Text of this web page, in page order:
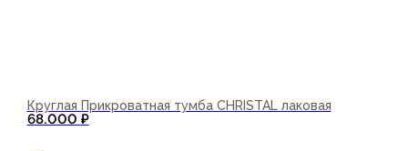
Круглая Прикроватная тумба CHRISTAL лаковая
68.000 ₽